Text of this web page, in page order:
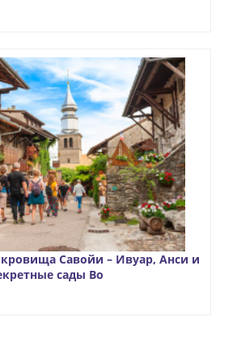
Савойи – Ивуар, Анси и
сады Во